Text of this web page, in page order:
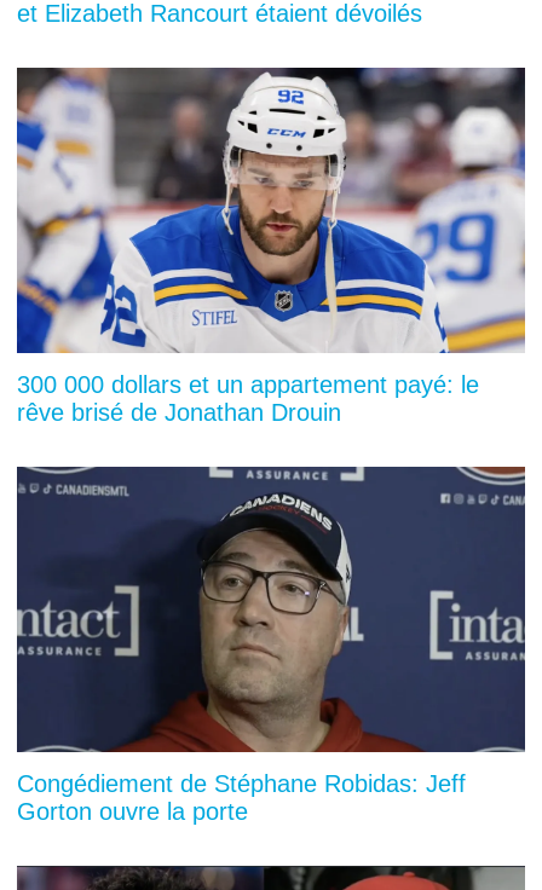
et Elizabeth Rancourt étaient dévoilés
300 000 dollars et un appartement payé: le
rêve brisé de Jonathan Drouin
Congédiement de Stéphane Robidas: Jeff
Gorton ouvre la porte